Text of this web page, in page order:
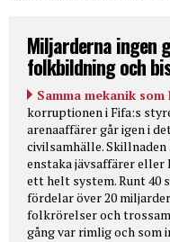
Miljarderna ingen
folkbildning och
Samma mekanik
korruptionen i Fifa:s
arenaaffärer går igen i
civilsamhälle.
enstaka jävsaffärer eller
ett helt system. Runt 40
fördelar över 20
folkrörelser och
gång var rimlig och som